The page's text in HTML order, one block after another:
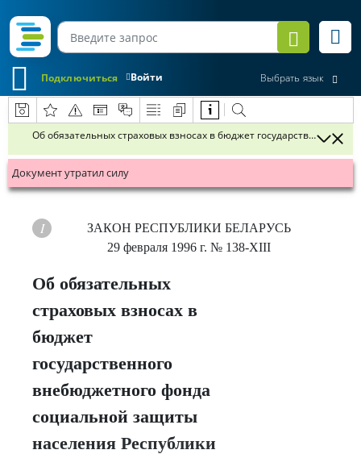
Войти
Подключиться Выбрать язык
Об обязательных страховых взносах в бюджет государственного
Документ утратил силу
ЗАКОН РЕСПУБЛИКИ БЕЛАРУСЬ
29 февраля 1996 г. № 138-XІІІ
Об обязательных
страховых взносах в
бюджет
государственного
внебюджетного фонда
социальной защиты
населения Республики